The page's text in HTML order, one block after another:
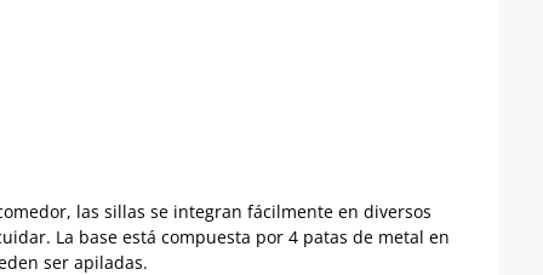
las sillas se integran fácilmente en diversos
La base está compuesta por 4 patas de metal en
ser apiladas.